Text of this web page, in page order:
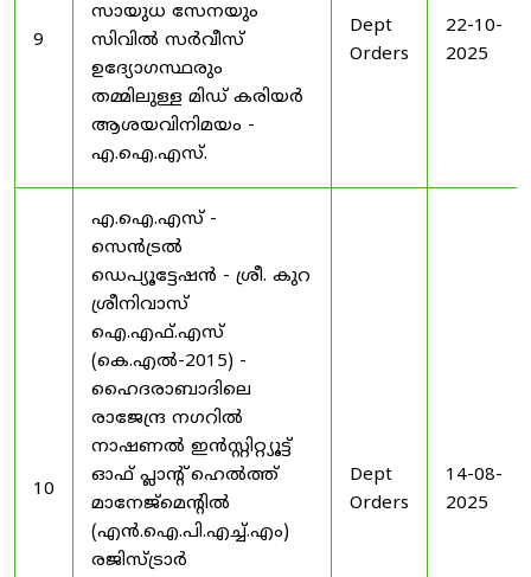
9
സായുധ സേനയും
സിവിൽ സർവീസ്
ഉദ്യോഗസ്ഥരും
തമ്മിലുള്ള മിഡ് കരിയർ
ആശയവിനിമയം -
എ.ഐ.എസ്.
Dept
Orders
22-10-
2025
10
എ.ഐ.എസ് -
സെൻട്രൽ
ഡെപ്യൂട്ടേഷൻ - ശ്രീ. കുറ
ശ്രീനിവാസ്
ഐ.എഫ്.എസ്
(കെ.എൽ-2015) -
ഹൈദരാബാദിലെ
രാജേന്ദ്ര നഗറിൽ
നാഷണൽ ഇൻസ്റ്റിറ്റ്യൂട്ട്
ഓഫ് പ്ലാന്റ് ഹെൽത്ത്
മാനേജ്‌മെന്റിൽ
(എൻ.ഐ.പി.എച്ച്.എം)
രജിസ്ട്രാർ
Dept
Orders
14-08-
2025